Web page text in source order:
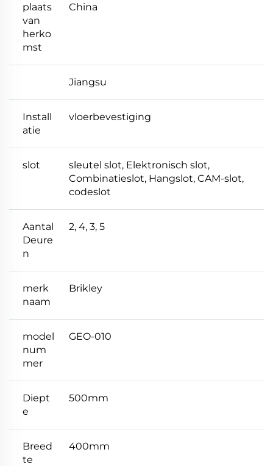
plaats
van
herko
mst
China
Jiangsu
Install
atie
vloerbevestiging
slot
sleutel slot, Elektronisch slot,
Combinatieslot, Hangslot, CAM-slot,
codeslot
Aantal
Deure
n
2, 4, 3, 5
merk
naam
Brikley
model
num
mer
GEO-010
Diept
e
500mm
Breed
te
400mm